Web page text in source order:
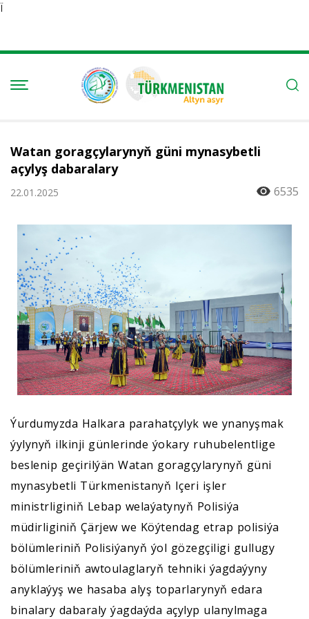
Ï
Watan goragçylarynyň güni mynasybetli
açylyş dabaralary
22.01.2025 6535
Ýurdumyzda Halkara parahatçylyk we ynanyşmak
ýylynyň ilkinji günlerinde ýokary ruhubelentlige
beslenip geçirilýän Watan goragçylarynyň güni
mynasybetli Türkmenistanyň Içeri işler
ministrliginiň Lebap welaýatynyň Polisiýa
müdirliginiň Çärjew we Köýtendag etrap polisiýa
bölümleriniň Polisiýanyň ýol gözegçiligi gullugy
bölümleriniň awtoulaglaryň tehniki ýagdaýyny
anyklaýyş we hasaba alyş toparlarynyň edara
binalary dabaraly ýagdaýda açylyp ulanylmaga